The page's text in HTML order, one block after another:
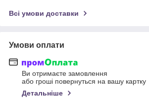
Всі умови доставки
Умови оплати
Ви отримаєте замовлення
або гроші повернуться на вашу картку
Детальніше